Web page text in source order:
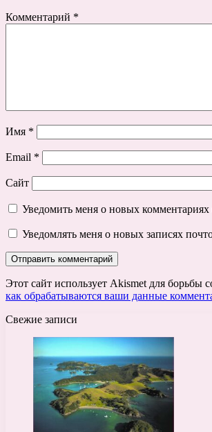
Комментарий *
Имя *
Email *
Сайт
Уведомить меня о новых комментариях
Уведомлять меня о новых записях
Этот сайт использует Akismet для борьбы
как обрабатываются ваши данные
Свежие записи